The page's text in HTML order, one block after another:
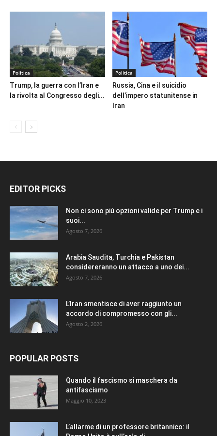
Politica
Trump, la guerra con l’Iran e
la rivolta al Congresso degli...
Politica
Russia, Cina e il suicidio
dell’impero statunitense in
Iran
EDITOR PICKS
Non ci sono più opzioni valide per Trump e i
suoi...
Agosto 7, 2026
Arabia Saudita, Turchia e Pakistan
considereranno un attacco a uno dei...
Agosto 7, 2026
L’Iran smentisce di aver raggiunto un
accordo di compromesso con gli...
Agosto 2, 2026
POPULAR POSTS
Quando il fascismo si maschera da
antifascismo
Maggio 10, 2023
L’allarme di un professore britannico: il